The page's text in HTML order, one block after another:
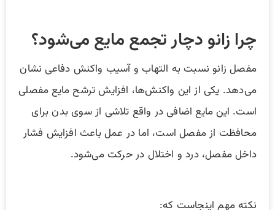
چرا زانو دچار تجمع مایع می‌شود؟
مفصل زانو نسبت به التهاب و آسیب واکنش دفاعی نشان
می‌دهد. یکی از این واکنش‌ها، افزایش ترشح مایع مفصلی
است. این مایع اضافی در واقع تلاشی از سوی بدن برای
محافظت از مفصل است، اما در عمل باعث افزایش فشار
داخل مفصل، درد و اختلال در حرکت می‌شود.
نکته مهم اینجاست که: